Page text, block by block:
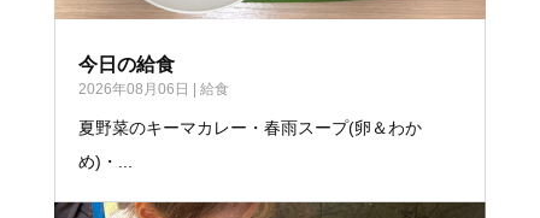
今日の給食
2026年08月06日 給食
夏野菜のキーマカレー・春雨スープ(卵＆わか
め)・...